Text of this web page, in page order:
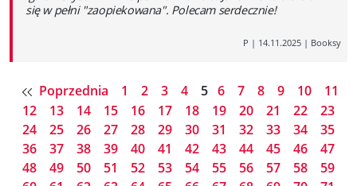
się w pełni "zaopiekowana". Polecam serdecznie!
P | 14.11.2025 | Booksy
Poprzednia 1 2 3 4 5 6 7 8 9 10
11
12
13 14 15 16 17 18 19 20 21 22
23
24
25 26 27 28 29 30 31 32 33 34
35
36
37 38 39 40 41 42 43 44 45 46
47
48
49 50 51 52 53 54 55 56 57 58
59